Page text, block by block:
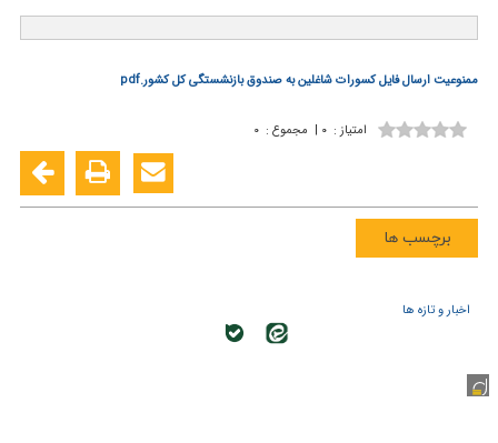
ممنوعیت ارسال فایل کسورات شاغلین به صندوق بازنشستگی کل کشور.pdf
امتیاز : ۰ | مجموع : ۰
برچسب ها
اخبار و تازه ها